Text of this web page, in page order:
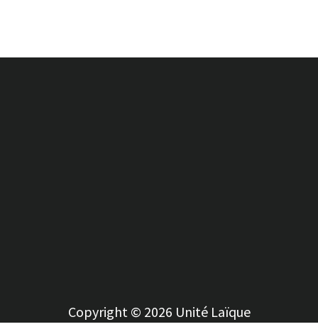
Copyright © 2026 Unité Laïque